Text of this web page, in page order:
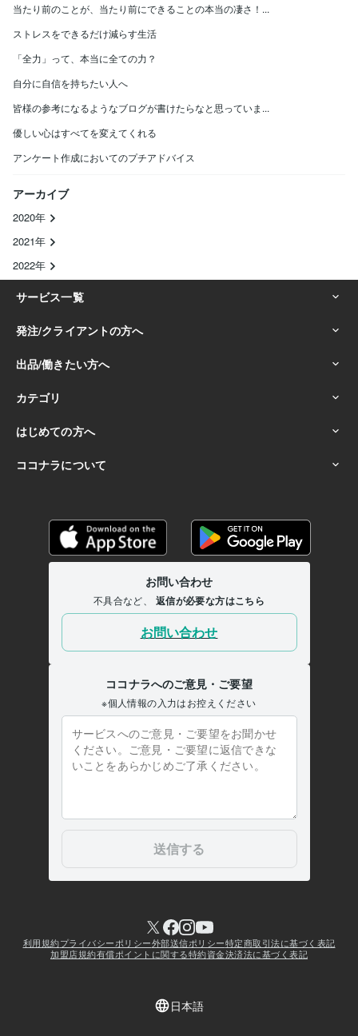
当たり前のことが、当たり前にできることの本当の凄さ！...
ストレスをできるだけ減らす生活
「全力」って、本当に全ての力？
自分に自信を持ちたい人へ
皆様の参考になるようなブログが書けたらなと思っていま...
優しい心はすべてを変えてくれる
アンケート作成においてのプチアドバイス
アーカイブ
2020年
2021年
2022年